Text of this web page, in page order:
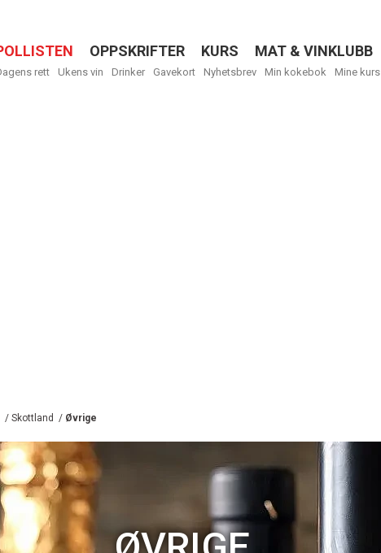
OPPSKRIFTER KURS MAT & VINKLUBB
rett Ukens vin Drinker Gavekort Nyhetsbrev Min kokebok Mine kurs
/ Skottland / Øvrige